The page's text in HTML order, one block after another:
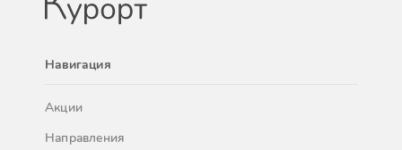
Навигация
Акции
Направления